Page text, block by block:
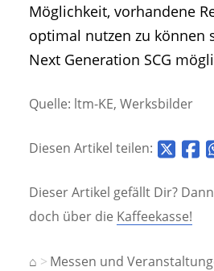
Möglichkeit, vorhandene
optimal nutzen zu können
Next Generation SCG
Quelle: ltm-KE, Werksbilder
Diesen Artikel teilen:
Dieser Artikel gefällt Dir?
doch über die Kaffeekasse!
⌂ Messen und